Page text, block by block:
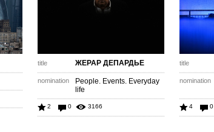
title ЖЕРАР ДЕПАРДЬЕ
nomination
People. Events. Everyday
life
2 0 3166
title
nomination
4 0